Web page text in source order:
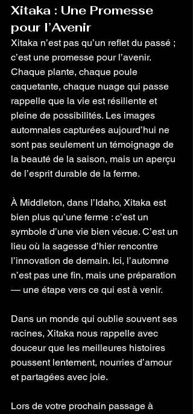
Xitaka : Une Promesse
pour l’Avenir
Xitaka n’est pas qu’un reflet du passé ;
c’est une promesse pour l’avenir.
Chaque plante, chaque poule
caquetante, chaque nuage qui passe
rappelle que la vie est résiliente et
pleine de possibilités. Les images
automnales capturées aujourd’hui ne
sont pas seulement un témoignage de
la beauté de la saison, mais un aperçu
de l’esprit durable de la ferme.
À Middleton, dans l’Idaho, Xitaka est
bien plus qu’une ferme : c’est un
symbole d’une vie bien vécue. C’est un
lieu où la sagesse d’hier rencontre
l’innovation de demain. Ici, l’automne
n’est pas une fin, mais une préparation
— une étape vers ce qui est à venir.
Dans un monde qui oublie souvent ses
racines, Xitaka nous rappelle avec
douceur que les meilleures histoires
poussent lentement, nourries d’amour
et partagées avec joie.
Lors de votre prochain passage à